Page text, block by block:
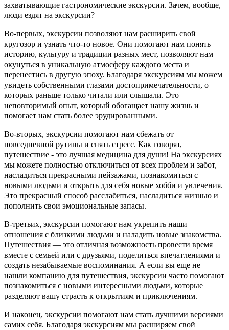
захватывающие гастрономические экскурсии. Зачем, вообще,
люди ездят на экскурсии?
Во-первых, экскурсии позволяют нам расширить свой
кругозор и узнать что-то новое. Они помогают нам понять
историю, культуру и традиции разных мест, позволяют нам
окунуться в уникальную атмосферу каждого места и
перенестись в другую эпоху. Благодаря экскурсиям мы можем
увидеть собственными глазами достопримечательности, о
которых раньше только читали или слышали. Это
неповторимый опыт, который обогащает нашу жизнь и
помогает нам стать более эрудированными.
Во-вторых, экскурсии помогают нам сбежать от
повседневной рутины и снять стресс. Как говорят,
путешествие - это лучшая медицина для души! На экскурсиях
мы можете полностью отключиться от всех проблем и забот,
насладиться прекрасными пейзажами, познакомиться с
новыми людьми и открыть для себя новые хобби и увлечения.
Это прекрасный способ расслабиться, насладиться жизнью и
пополнить свои эмоциональные запасы.
В-третьих, экскурсии помогают нам укрепить наши
отношения с близкими людьми и наладить новые знакомства.
Путешествия — это отличная возможность провести время
вместе с семьей или с друзьями, поделиться впечатлениями и
создать незабываемые воспоминания. А если вы еще не
нашли компанию для путешествия, экскурсии часто помогают
познакомиться с новыми интересными людьми, которые
разделяют вашу страсть к открытиям и приключениям.
И наконец, экскурсии помогают нам стать лучшими версиями
самих себя. Благодаря экскурсиям мы расширяем свой